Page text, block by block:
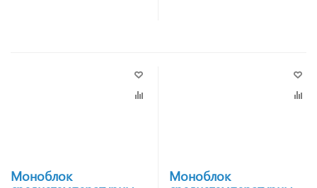
Моноблок Моноблок